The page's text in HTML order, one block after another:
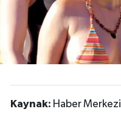
Kaynak: Haber Merkezi
Spor
Yaşam
Çalışma Hayatı
Kadın